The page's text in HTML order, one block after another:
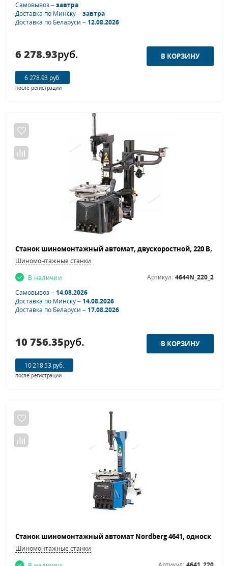
Самовывоз –завтра
Доставка по Минску –завтра
Доставка по Беларуси –12.08.2026
6 278.93руб.
6 278.93 руб.
после регистрации
Шиномонтажные станки
В наличии
Артикул: 4644N_220_2
Самовывоз –14.08.2026
Доставка по Минску –14.08.2026
Доставка по Беларуси –17.08.2026
10 756.35руб.
10 218.53 руб.
после регистрации
Шиномонтажные станки